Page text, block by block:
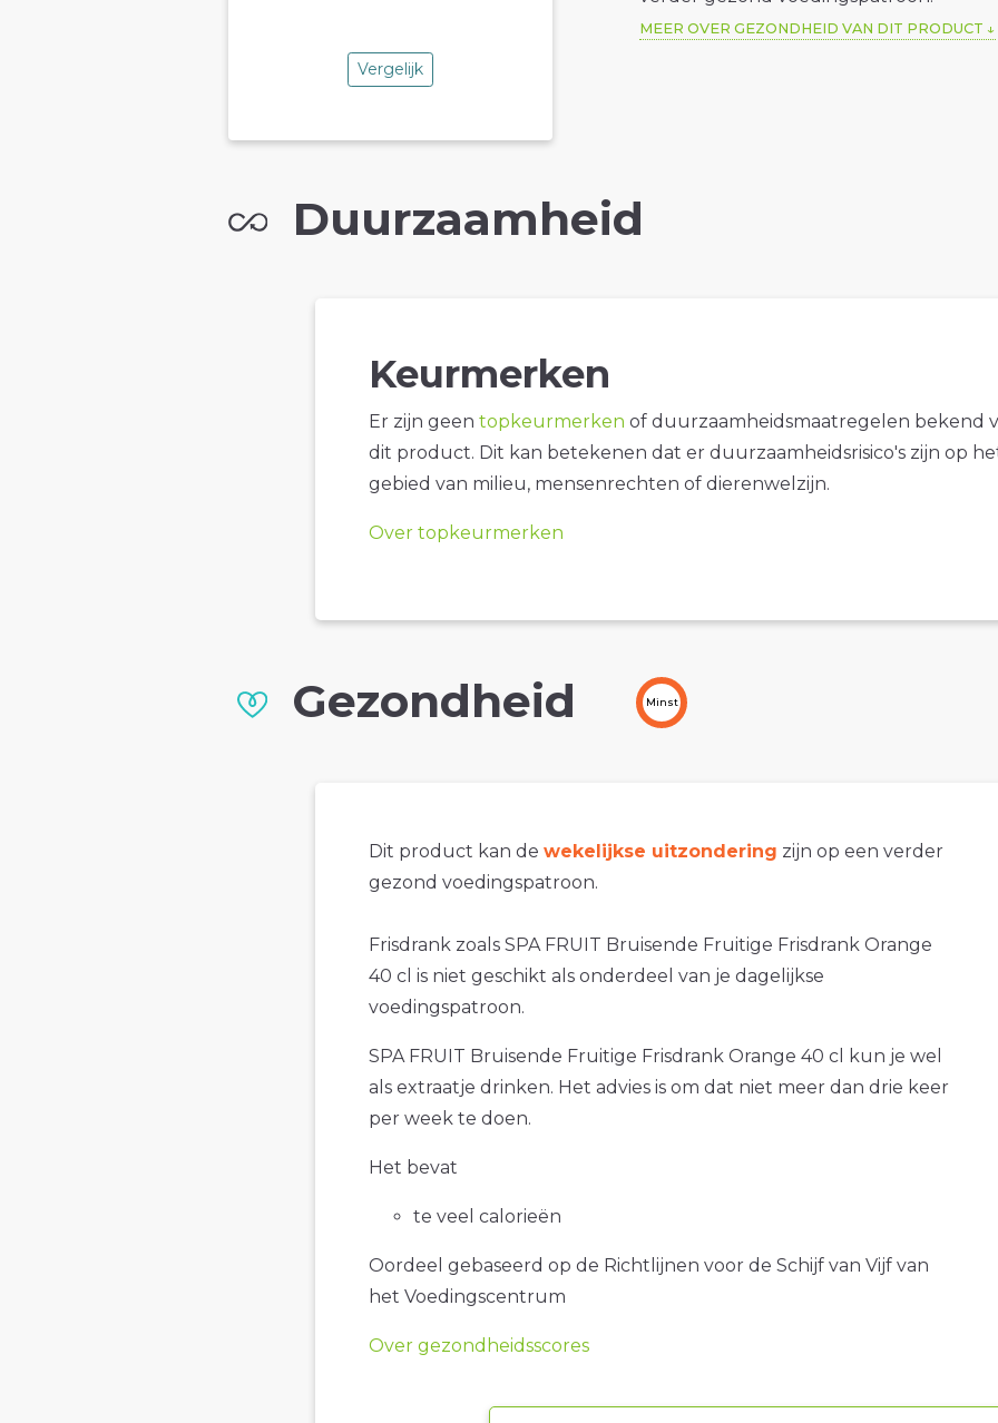
Vergelijk
MEER OVER GEZONDHEID VAN DIT PRODUCT
Duurzaamheid
Keurmerken
Er zijn geen topkeurmerken of duurzaamheidsmaatregelen bekend
dit product. Dit kan betekenen dat er duurzaamheidsrisico's zijn op
gebied van milieu, mensenrechten of dierenwelzijn.
Over topkeurmerken
Gezondheid Minst
Dit product kan de wekelijkse uitzondering zijn op een verder
gezond voedingspatroon.
Frisdrank zoals SPA FRUIT Bruisende Fruitige Frisdrank Orange
40 cl is niet geschikt als onderdeel van je dagelijkse
voedingspatroon.
SPA FRUIT Bruisende Fruitige Frisdrank Orange 40 cl kun je wel
als extraatje drinken. Het advies is om dat niet meer dan drie keer
per week te doen.
Het bevat
te veel calorieën
Oordeel gebaseerd op de Richtlijnen voor de Schijf van Vijf van
het Voedingscentrum
Over gezondheidsscores